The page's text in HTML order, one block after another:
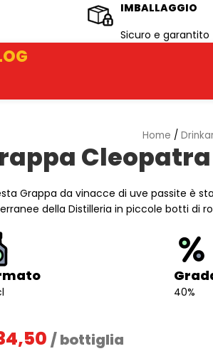
IMBALLAGGIO
Sicuro e garantito
Home /
Grappa da vinacce di uve passite è
della Distilleria in piccole botti di
40%
/ bottiglia